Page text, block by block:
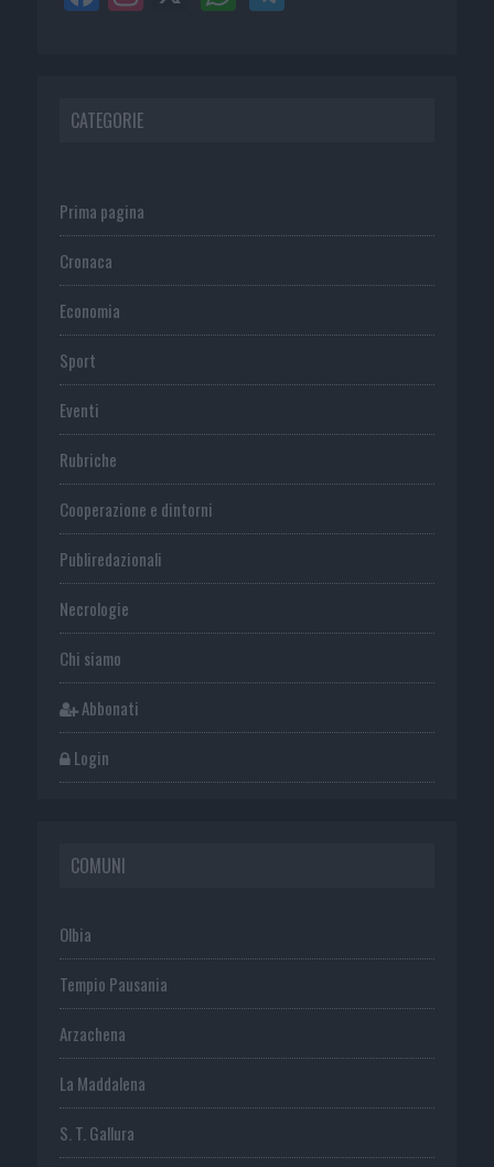
CATEGORIE
Prima pagina
Cronaca
Economia
Sport
Eventi
Rubriche
Cooperazione e dintorni
Publiredazionali
Necrologie
Chi siamo
Abbonati
Login
COMUNI
Olbia
Tempio Pausania
Arzachena
La Maddalena
S. T. Gallura